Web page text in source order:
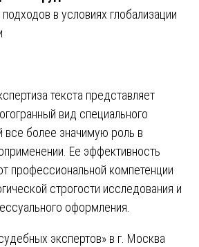
в условиях глобализации
текста представляет
вид специального
все более значимую роль в
Ее эффективность
профессиональной компетенции
строгости исследования и
оформления.
экспертов» в г. Москва